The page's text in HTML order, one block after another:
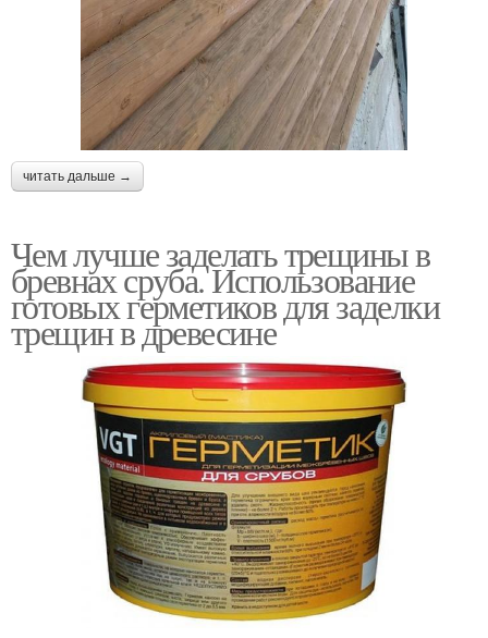
читать дальше →
Чем лучше заделать трещины в
бревнах сруба. Использование
готовых герметиков для заделки
трещин в древесине